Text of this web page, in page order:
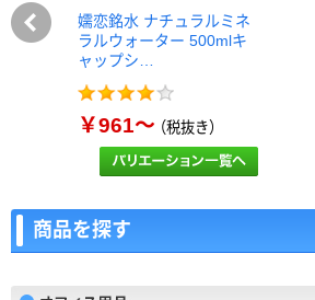
嬬恋銘水 ナチュラルミネ
ラルウォーター 500mlキ
ャップシ…
￥961～（税抜き）
商品を探す